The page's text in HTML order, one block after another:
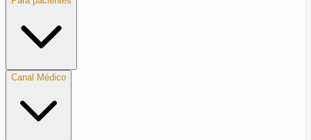
Canal Médico